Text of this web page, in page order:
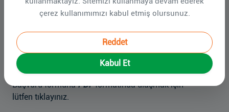
KONTENJAN DOLMUŞTUR...
Başvuru formunaWordformatında ulaşmak için
lütfen tıklayınız.
Başvuru formunaPDFformatında ulaşmak için
lütfen tıklayınız.
çerez kullanımımızı kabul etmiş olursunuz.
Reddet
Kabul Et